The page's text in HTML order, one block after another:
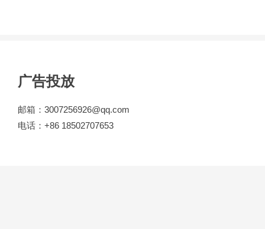
广告投放
邮箱：3007256926@qq.com
电话：+86 18502707653